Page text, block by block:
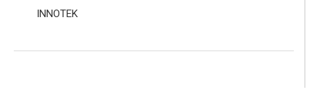
INNOTEK